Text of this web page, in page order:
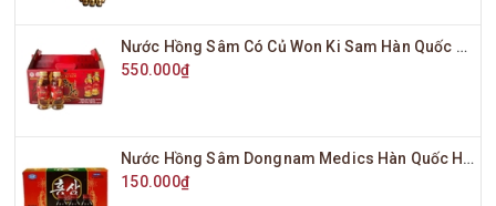
Nước Hồng Sâm Có Củ Won Ki Sam Hàn Quốc Hộp 10 Chai x 120ml
550.000₫
Nước Hồng Sâm Dongnam Medics Hàn Quốc Hộp 10 Chai x 100ml
150.000₫